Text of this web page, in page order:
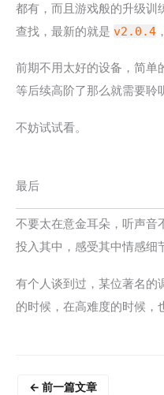
都有，而且游戏般的升级训
查找，最新的就是 v2.0.4
前期不用太好的设备，简单
等后续高阶了那么就需要聆
不妨试试看。
最后
不要太在意金耳朵，听声音
投入其中，感受其中情感细
有个人谈到过，某位著名的
的时候，在高难度的时候，
← 前一篇文章